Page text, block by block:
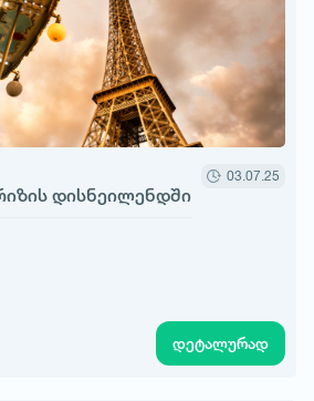
დისნეილენდში
03.07.25
დეტალურად